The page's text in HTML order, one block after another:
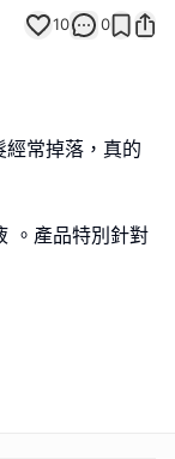
10 0
常掉落，真的
。產品特別針對